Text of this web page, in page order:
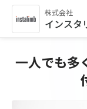
株式会社
インスタ
一人でも多